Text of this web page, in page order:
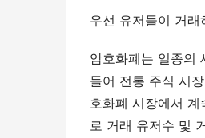
우선 유저들이 거
암호화폐는 일종의
들어 전통 주식 시
호화폐 시장에서
로 거래 유저수 및